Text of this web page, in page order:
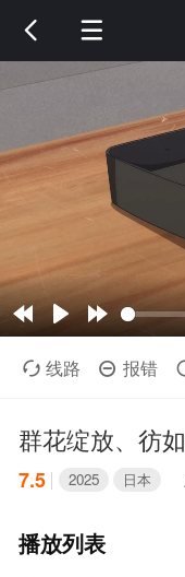
 
 线路  报错
群花绽放、彷
7.5 2025 日本
播放列表